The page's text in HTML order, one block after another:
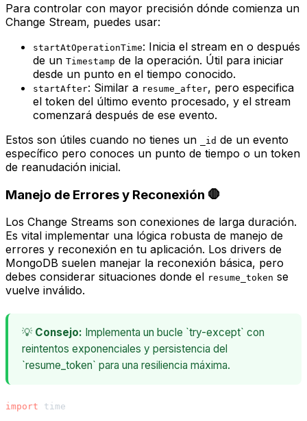
Para controlar con mayor precisión dónde comienza un
Change Stream, puedes usar:
startAtOperationTime: Inicia el stream en o después
de un Timestamp de la operación. Útil para iniciar
desde un punto en el tiempo conocido.
startAfter: Similar a resume_after, pero especifica
el token del último evento procesado, y el stream
comenzará después de ese evento.
Estos son útiles cuando no tienes un
_id de un evento
específico pero conoces un punto de tiempo o un token
de reanudación inicial.
Manejo de Errores y Reconexión 🛑
Los Change Streams son conexiones de larga duración.
Es vital implementar una lógica robusta de manejo de
errores y reconexión en tu aplicación. Los drivers de
MongoDB suelen manejar la reconexión básica, pero
debes considerar situaciones donde el resume_token se
vuelve inválido.
💡 Consejo: Implementa un bucle `try-except` con
reintentos exponenciales y persistencia del
`resume_token` para una resiliencia máxima.
import time